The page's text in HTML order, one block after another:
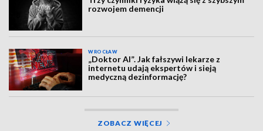
rozwojem demencji
WROCŁAW
„Doktor AI”. Jak fałszywi lekarze z
internetu udają ekspertów i sieją
medyczną dezinformację?
ZOBACZ WIĘCEJ